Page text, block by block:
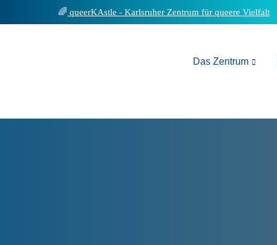
queerKAstle - Karlsruher Zentrum für queere Vielfalt
Das Zentrum